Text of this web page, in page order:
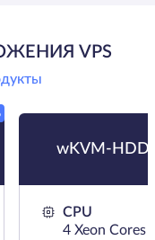
VPS
wKVM-HDD
CPU
4 Xeon Cores